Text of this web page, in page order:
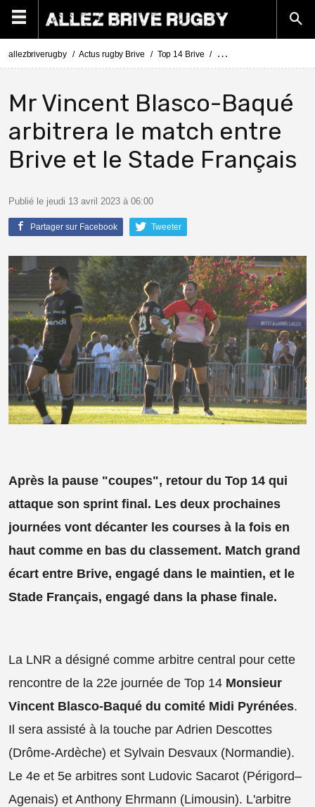
allezbriverugby Actus rugby Brive Top 14 Brive Top 14 Brive - Stade
Mr Vincent Blasco-Baqué
arbitrera le match entre
Brive et le Stade Français
Publié le jeudi 13 avril 2023 à 06:00
Partager sur Facebook Tweeter
Après la pause "coupes", retour du Top 14 qui
attaque son sprint final. Les deux prochaines
journées vont décanter les courses à la fois en
haut comme en bas du classement. Match grand
écart entre Brive, engagé dans le maintien, et le
Stade Français, engagé dans la phase finale.
La LNR a désigné comme arbitre central pour cette
rencontre de la 22e journée de Top 14 Monsieur
Vincent Blasco-Baqué du comité Midi Pyrénées.
Il sera assisté à la touche par Adrien Descottes
(Drôme-Ardèche) et Sylvain Desvaux (Normandie).
Le 4e et 5e arbitres sont Ludovic Sacarot (Périgord–
Agenais) et Anthony Ehrmann (Limousin). L'arbitre